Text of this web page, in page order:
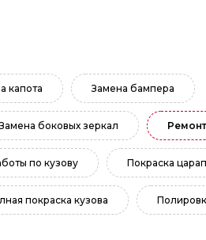
капота Замена бампера
Замена боковых зеркал
по кузову Покраска
покраска кузова